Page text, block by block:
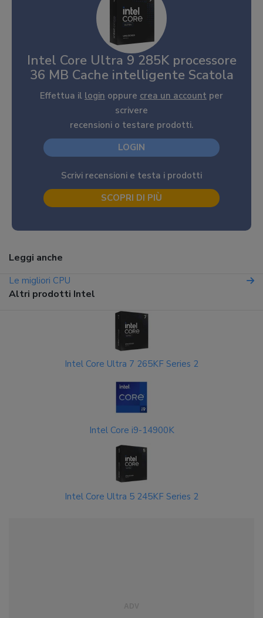
Intel Core Ultra 9 285K processore
36 MB Cache intelligente Scatola
Effettua il login oppure crea un account per
scrivere
recensioni o testare prodotti.
LOGIN
Scrivi recensioni e testa i prodotti
SCOPRI DI PIÙ
Leggi anche
Le migliori CPU
Altri prodotti Intel
Intel Core Ultra 7 265KF Series 2
Intel Core i9-14900K
Intel Core Ultra 5 245KF Series 2